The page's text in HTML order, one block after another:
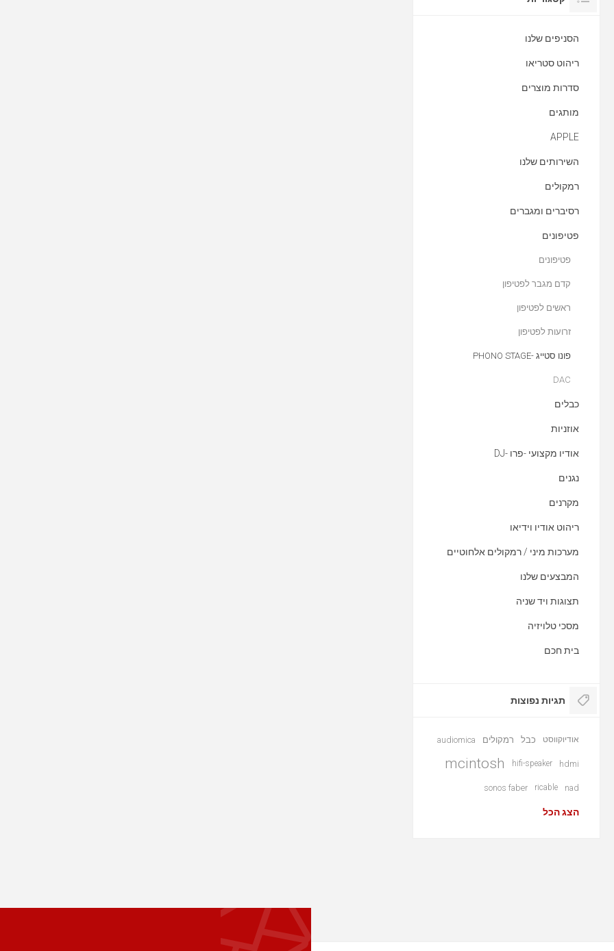
הסניפים שלנו
ריהוט סטריאו
סדרות מוצרים
מותגים
APPLE
השירותים שלנו
רמקולים
רסיברים ומגברים
פטיפונים
פטיפונים
קדם מגבר לפטיפון
ראשים לפטיפון
זרועות לפטיפון
פונו סטייג -PHONO STAGE
DAC
כבלים
אוזניות
אודיו מקצועי -פרו -DJ
נגנים
מקרנים
ריהוט אודיו וידיאו
מערכות מיני / רמקולים אלחוטיים
המבצעים שלנו
תצוגות ויד שניה
מסכי טלויזיה
בית חכם
תגיות נפוצות
אודיוקווסט כבל רמקולים audiomica
hdmi
hifi-speaker
mcintosh
nad
ricable
sonos faber
הצג הכל